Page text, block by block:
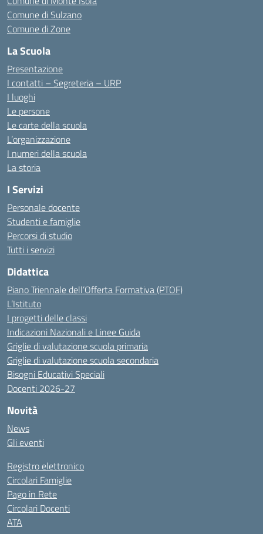
Comune di Sulzano
Comune di Zone
La Scuola
Presentazione
I contatti – Segreteria – URP
I luoghi
Le persone
Le carte della scuola
L’organizzazione
I numeri della scuola
La storia
I Servizi
Personale docente
Studenti e famiglie
Percorsi di studio
Tutti i servizi
Didattica
Piano Triennale dell’Offerta Formativa (PTOF)
L’Istituto
I progetti delle classi
Indicazioni Nazionali e Linee Guida
Griglie di valutazione scuola primaria
Griglie di valutazione scuola secondaria
Bisogni Educativi Speciali
Docenti 2026-27
Novità
News
Gli eventi
Registro elettronico
Circolari Famiglie
Pago in Rete
Circolari Docenti
ATA